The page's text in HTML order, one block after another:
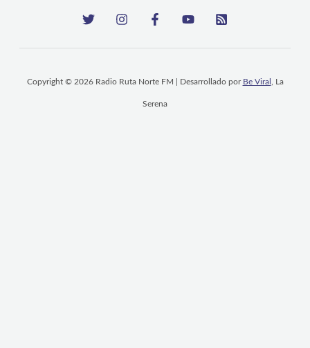
Copyright © 2026 Radio Ruta Norte FM | Desarrollado por Be Viral , La
Serena